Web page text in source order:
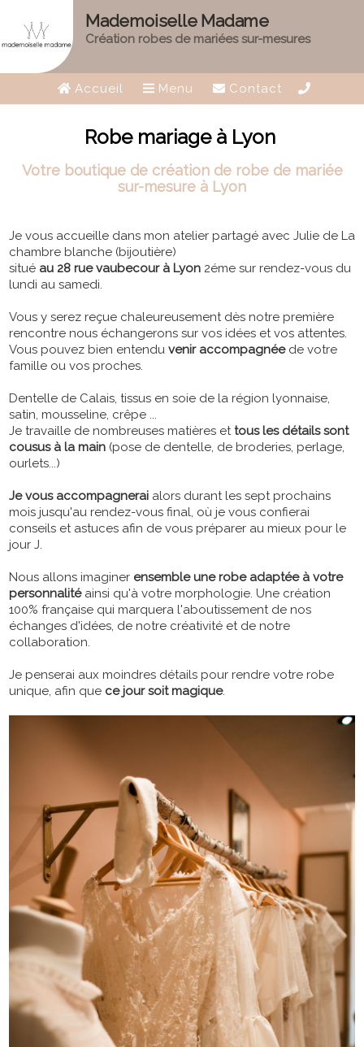
Mademoiselle Madame
Création robes de mariées sur-mesures
Accueil Menu Contact
Robe mariage à Lyon
Votre boutique de création de robe de mariée
sur-mesure à Lyon
Je vous accueille dans mon atelier partagé avec Julie de La
chambre blanche (bijoutière)
situé au 28 rue vaubecour à Lyon 2éme sur rendez-vous du
lundi au samedi.
Vous y serez reçue chaleureusement dès notre première
rencontre nous échangerons sur vos idées et vos attentes.
Vous pouvez bien entendu venir accompagnée de votre
famille ou vos proches.
Dentelle de Calais, tissus en soie de la région lyonnaise,
satin, mousseline, crêpe ...
Je travaille de nombreuses matières ettous les détails sont
cousus à la main (pose de dentelle, de broderies, perlage,
ourlets...)
Je vous accompagnerai alors durant les sept prochains
mois jusqu'au rendez-vous final, où je vous confierai
conseils et astuces afin de vous préparer au mieux pour le
jour J.
Nous allons imaginer ensemble une robe adaptée à votre
personnalitéainsi qu'à votre morphologie. Une création
100% française qui marquera l'aboutissement de nos
échanges d'idées, de notre créativité et de notre
collaboration.
Je penserai aux moindres détails pour rendre votre robe
unique, afin que ce jour soit magique.